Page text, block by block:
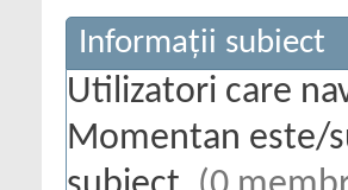
Informații subiect
Utilizatori care
Momentan este/